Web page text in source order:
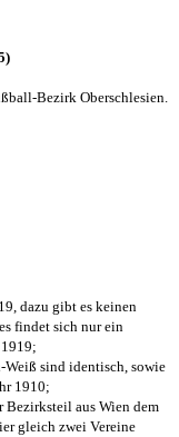
Bezirk Oberschlesien.
dazu gibt es keinen
findet sich nur ein
;
sind identisch, sowie
1910;
Bezirksteil aus Wien dem
gleich zwei Vereine